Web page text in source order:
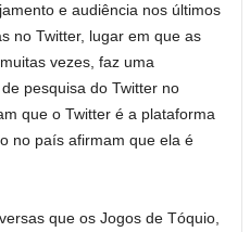
e audiência nos últimos
no Twitter, lugar em que as
vezes, faz uma
pesquisa do Twitter no
que o Twitter é a plataforma
no país afirmam que ela é
que os Jogos de Tóquio,